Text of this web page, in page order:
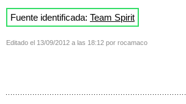
Fuente identificada: Team Spirit
Editado el 13/09/2012 a las 18:12 por rocamaco